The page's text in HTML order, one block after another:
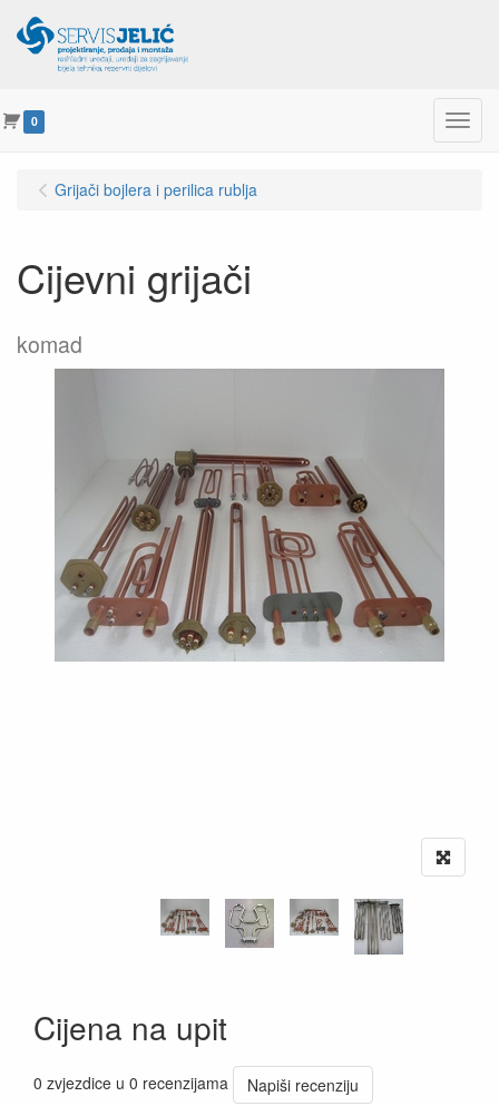
0 Menu
Grijači bojlera i perilica rublja
Cijevni grijači
komad
Cijena na upit
0 zvjezdice u 0 recenzijama Napiši recenziju